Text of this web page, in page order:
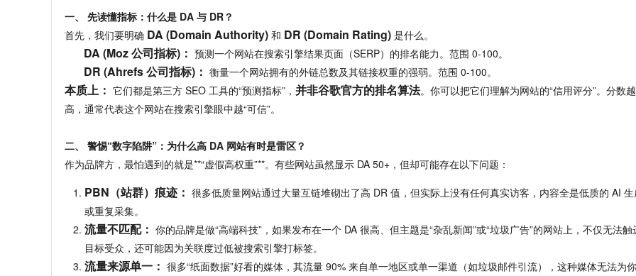
一、 先读懂指标：什么是 DA 与 DR？
首先， 我们要明确 DA (Domain Authority) 和 DR (Domain Rating) 是什么。
DA (Moz 公司指标)： 预测一个网站在搜索引擎结果页面（SERP）的排名能力。 范围 0-100。
DR (Ahrefs 公司指标)： 衡量一个网站拥有的外链总数及其链接权重的强弱。 范围 0-100。
本质上： 它们都是第三方 SEO 工具的“预测指标”， 并非谷歌官方的排名算法。 你可以把它们理解为网站的“信用评分”。 分数越
高， 通常代表这个网站在搜索引擎眼中越“可信”。
二、 警惕“数字陷阱”：为什么高 DA 网站有时是雷区？
作为品牌方， 最怕遇到的就是**“虚假高权重”**。 有些网站虽然显示 DA 50+， 但却可能存在以下问题：
PBN（站群）痕迹： 很多低质量网站通过大量互链堆砌出了高 DR 值， 但实际上没有任何真实访客， 内容全是低质的 AI
或重复采集。
流量不匹配： 你的品牌是做“高端科技”， 如果发布在一个 DA 很高、 但主题是“杂乱新闻”或“垃圾广告”的网站上， 不仅无法触
目标受众， 还可能因为关联度过低被搜索引擎打标签。
流量来源单一： 很多“纸面数据”好看的媒体， 其流量 90% 来自单一地区或单一渠道（如垃圾邮件引流）， 这种媒体无法为